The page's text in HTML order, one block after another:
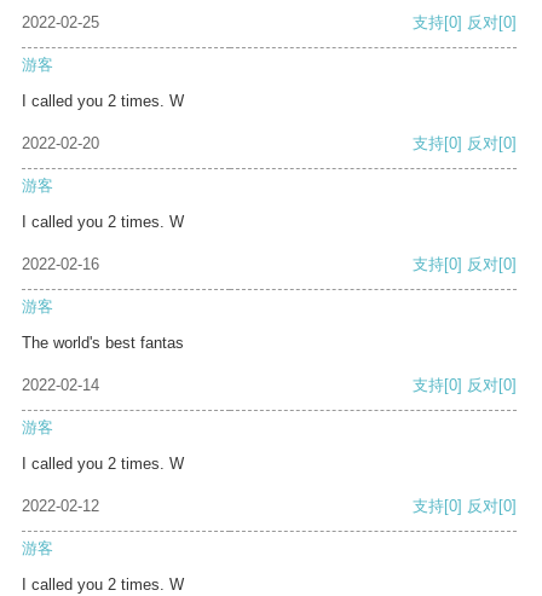
2022-02-25 支持[0] 反对[0]
游客
I called you 2 times. W
2022-02-20 支持[0] 反对[0]
游客
I called you 2 times. W
2022-02-16 支持[0] 反对[0]
游客
The world's best fantas
2022-02-14 支持[0] 反对[0]
游客
I called you 2 times. W
2022-02-12 支持[0] 反对[0]
游客
I called you 2 times. W